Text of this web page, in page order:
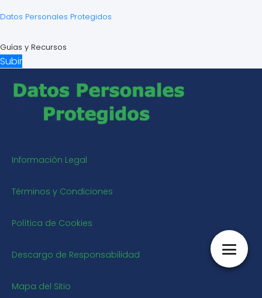
Datos Personales Protegidos
Guías y Recursos
Subir
Información Legal
Términos y Condiciones
Política de Cookies
Descargo de Responsabilidad
Mapa del Sitio